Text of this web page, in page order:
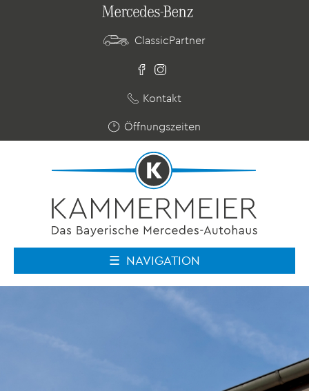
ClassicPartner
Kontakt
Öffnungszeiten
NAVIGATION